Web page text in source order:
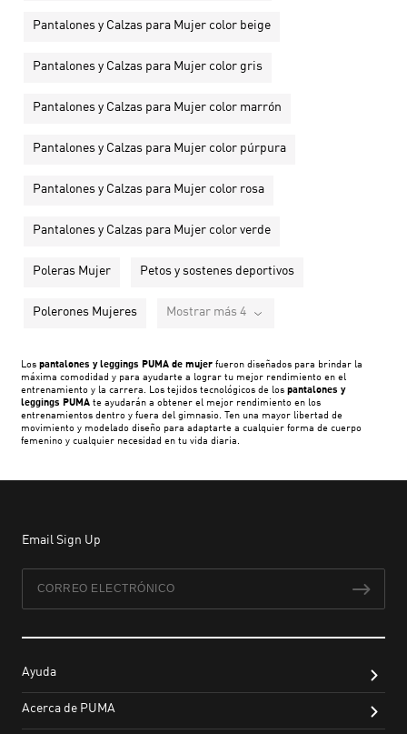
Pantalones y Calzas para Mujer color beige
Pantalones y Calzas para Mujer color gris
Pantalones y Calzas para Mujer color marrón
Pantalones y Calzas para Mujer color púrpura
Pantalones y Calzas para Mujer color rosa
Pantalones y Calzas para Mujer color verde
Poleras Mujer Petos y sostenes deportivos
Polerones Mujeres Mostrar más 4
Los pantalones y leggings PUMA de mujer fueron diseñados para brindar la
máxima comodidad y para ayudarte a lograr tu mejor rendimiento en el
entrenamiento y la carrera. Los tejidos tecnológicos de los pantalones y
leggings PUMA te ayudarán a obtener el mejor rendimiento en los
entrenamientos dentro y fuera del gimnasio. Ten una mayor libertad de
movimiento y modelado diseño para adaptarte a cualquier forma de cuerpo
femenino y cualquier necesidad en tu vida diaria.